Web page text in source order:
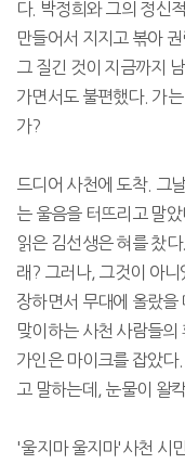
다. 박정희와 그의 정신
만들어서 지지고 볶아
그 질긴 것이 지금까지
가면서도 불편했다. 가
가?
드디어 사천에 도착. 그
는 울음을 터뜨리고 말
읽은 김선생은 혀를 찼
래? 그러나, 그것이 아
장하면서 무대에 올랐을
맞이하는 사천 사람들
가인은 마이크를 잡았
고 말하는데, 눈물이 왈
'울지마 울지마'사천 시